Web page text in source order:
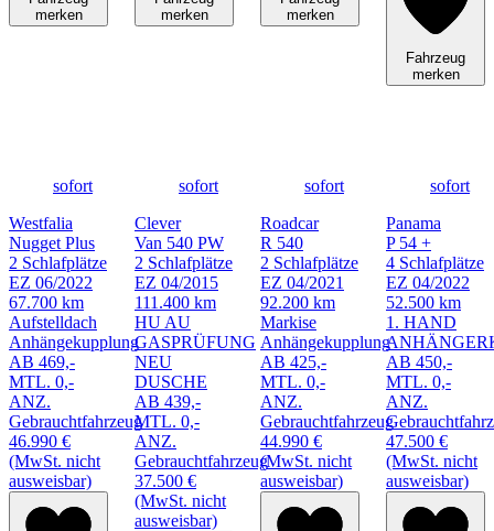
merken
merken
merken
Fahrzeug
merken
sofort
Westfalia
Nugget Plus
2 Schlafplätze
EZ 06/2022
67.700 km
Aufstelldach
Anhängekupplung
AB 469,-
MTL. 0,-
ANZ.
Gebrauchtfahrzeug
46.990 €
(MwSt. nicht
ausweisbar)
sofort
Clever
Van 540 PW
2 Schlafplätze
EZ 04/2015
111.400 km
HU AU
GASPRÜFUNG
NEU
DUSCHE
AB 439,-
MTL. 0,-
ANZ.
Gebrauchtfahrzeug
37.500 €
(MwSt. nicht
ausweisbar)
sofort
Roadcar
R 540
2 Schlafplätze
EZ 04/2021
92.200 km
Markise
Anhängekupplung
AB 425,-
MTL. 0,-
ANZ.
Gebrauchtfahrzeug
44.990 €
(MwSt. nicht
ausweisbar)
sofort
Panama
P 54 +
4 Schlafplätze
EZ 04/2022
52.500 km
1. HAND
AB 450,-
MTL. 0,-
ANZ.
47.500 €
(MwSt. nicht
ausweisbar)